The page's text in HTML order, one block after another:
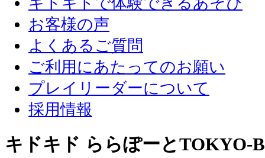
お客様の声
よくあるご質問
ご利用にあたってのお願い
プレイリーダーについて
採用情報
キドキド ららぽーと